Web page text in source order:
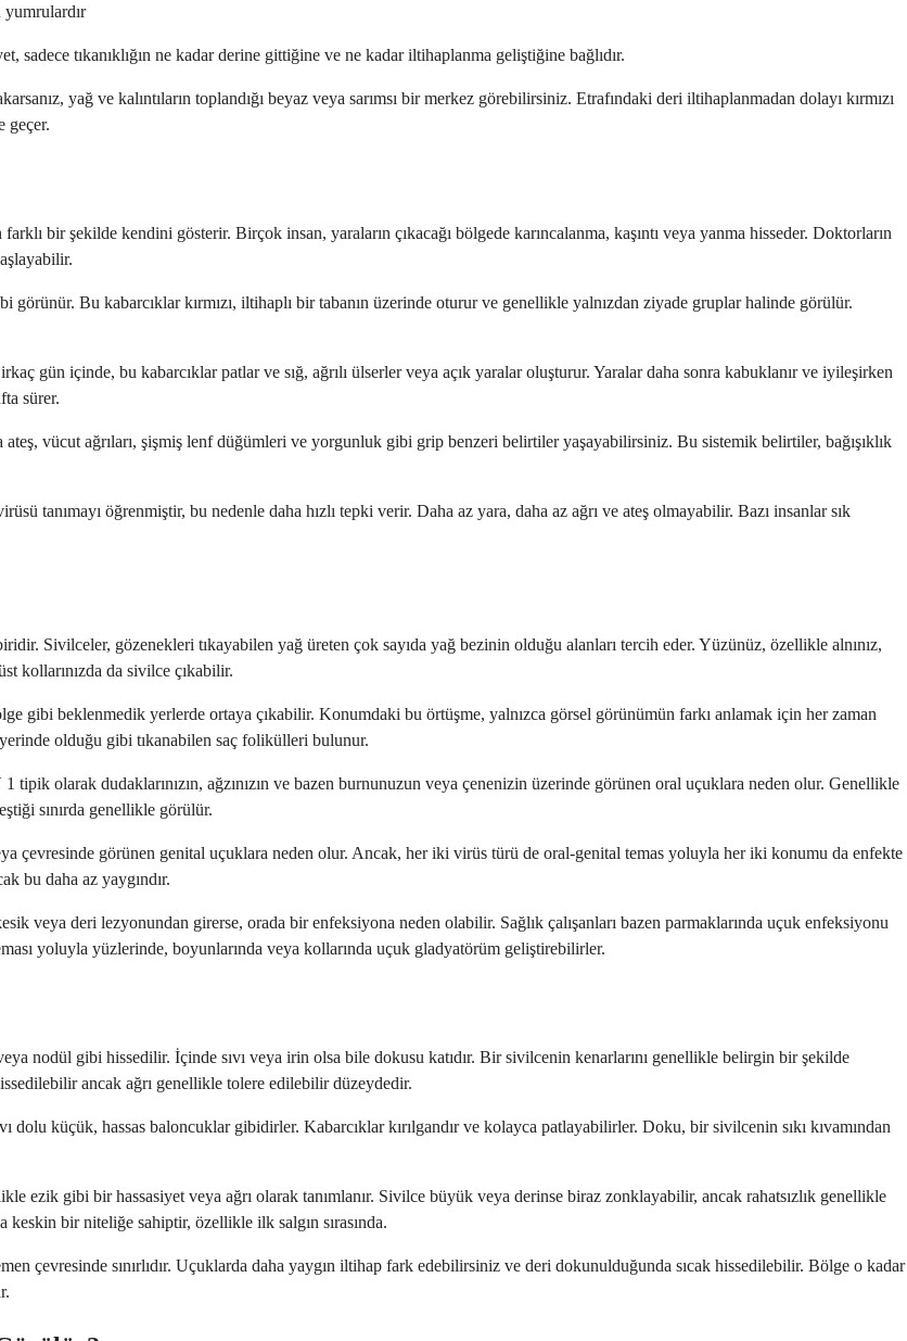
yumrulardır
sadece tıkanıklığın ne kadar derine gittiğine ve ne kadar iltihaplanma geliştiğine bağlıdır.
yağ ve kalıntıların toplandığı beyaz veya sarımsı bir merkez görebilirsiniz. Etrafındaki deri iltihaplanmadan dolayı kırmızı
geçer.
bir şekilde kendini gösterir. Birçok insan, yaraların çıkacağı bölgede karıncalanma, kaşıntı veya yanma hisseder. Doktorların
görünür. Bu kabarcıklar kırmızı, iltihaplı bir tabanın üzerinde oturur ve genellikle yalnızdan ziyade gruplar halinde görülür.
gün içinde, bu kabarcıklar patlar ve sığ, ağrılı ülserler veya açık yaralar oluşturur. Yaralar daha sonra kabuklanır ve iyileşirken
sürer.
ateş, vücut ağrıları, şişmiş lenf düğümleri ve yorgunluk gibi grip benzeri belirtiler yaşayabilirsiniz. Bu sistemik belirtiler, bağışıklık
tanımayı öğrenmiştir, bu nedenle daha hızlı tepki verir. Daha az yara, daha az ağrı ve ateş olmayabilir. Bazı insanlar sık
Sivilceler, gözenekleri tıkayabilen yağ üreten çok sayıda yağ bezinin olduğu alanları tercih eder. Yüzünüz, özellikle alnınız,
kollarınızda da sivilce çıkabilir.
gibi beklenmedik yerlerde ortaya çıkabilir. Konumdaki bu örtüşme, yalnızca görsel görünümün farkı anlamak için her zaman
olduğu gibi tıkanabilen saç folikülleri bulunur.
olarak dudaklarınızın, ağzınızın ve bazen burnunuzun veya çenenizin üzerinde görünen oral uçuklara neden olur. Genellikle
sınırda genellikle görülür.
çevresinde görünen genital uçuklara neden olur. Ancak, her iki virüs türü de oral-genital temas yoluyla her iki konumu da enfekte
bu daha az yaygındır.
veya deri lezyonundan girerse, orada bir enfeksiyona neden olabilir. Sağlık çalışanları bazen parmaklarında uçuk enfeksiyonu
yoluyla yüzlerinde, boyunlarında veya kollarında uçuk gladyatörüm geliştirebilirler.
nodül gibi hissedilir. İçinde sıvı veya irin olsa bile dokusu katıdır. Bir sivilcenin kenarlarını genellikle belirgin bir şekilde
ancak ağrı genellikle tolere edilebilir düzeydedir.
dolu küçük, hassas baloncuklar gibidirler. Kabarcıklar kırılgandır ve kolayca patlayabilirler. Doku, bir sivilcenin sıkı kıvamından
ezik gibi bir hassasiyet veya ağrı olarak tanımlanır. Sivilce büyük veya derinse biraz zonklayabilir, ancak rahatsızlık genellikle
bir niteliğe sahiptir, özellikle ilk salgın sırasında.
çevresinde sınırlıdır. Uçuklarda daha yaygın iltihap fark edebilirsiniz ve deri dokunulduğunda sıcak hissedilebilir. Bölge o kadar